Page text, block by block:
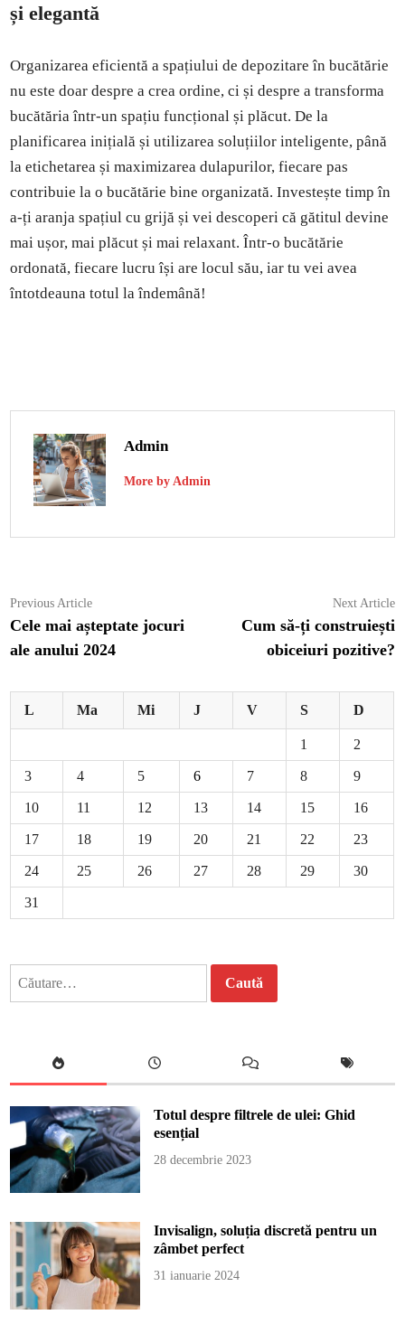
și elegantă
Organizarea eficientă a spațiului de depozitare în bucătărie
nu este doar despre a crea ordine, ci și despre a transforma
bucătăria într-un spațiu funcțional și plăcut. De la
planificarea inițială și utilizarea soluțiilor inteligente, până
la etichetarea și maximizarea dulapurilor, fiecare pas
contribuie la o bucătărie bine organizată. Investește timp în
a-ți aranja spațiul cu grijă și vei descoperi că gătitul devine
mai ușor, mai plăcut și mai relaxant. Într-o bucătărie
ordonată, fiecare lucru își are locul său, iar tu vei avea
întotdeauna totul la îndemână!
Admin
More by Admin
Navigare
în
articole
Previous ArticlePrevious
article:
Cele mai așteptate jocuri
ale anului 2024
Next Article
Cum să-ți construiești
obiceiuri pozitive?
L Ma Mi J V S D
1 2
3 4 5 6 7 8 9
10 11 12 13 14 15 16
17 18 19 20 21 22 23
24 25 26 27 28 29 30
31
Totul despre filtrele de ulei: Ghid
esențial
28 decembrie 2023
Invisalign, soluția discretă pentru un
zâmbet perfect
31 ianuarie 2024